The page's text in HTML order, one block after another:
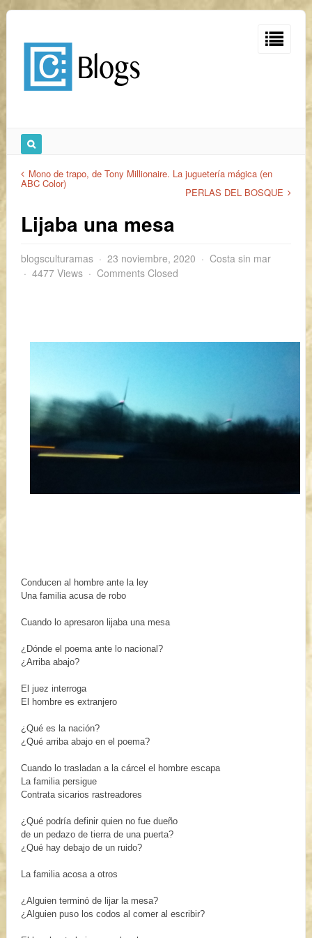
Mono de trapo, de Tony Millionaire. La juguetería mágica (en
ABC Color)
PERLAS DEL BOSQUE
Lijaba una mesa
blogsculturamas 23 noviembre, 2020
Costa sin mar
4477 Views
Comments Closed
Conducen al hombre ante la ley
Una familia acusa de robo
Cuando lo apresaron lijaba una mesa
¿Dónde el poema ante lo nacional?
¿Arriba abajo?
El juez interroga
El hombre es extranjero
¿Qué es la nación?
¿Qué arriba abajo en el poema?
Cuando lo trasladan a la cárcel el hombre escapa
La familia persigue
Contrata sicarios rastreadores
¿Qué podría definir quien no fue dueño
de un pedazo de tierra de una puerta?
¿Qué hay debajo de un ruido?
La familia acosa a otros
¿Alguien terminó de lijar la mesa?
¿Alguien puso los codos al comer al escribir?